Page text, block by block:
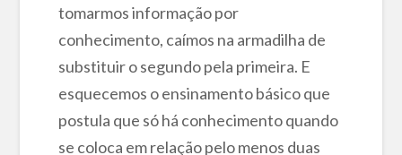
tomarmos informação por
conhecimento, caímos na armadilha de
substituir o segundo pela primeira. E
esquecemos o ensinamento básico que
postula que só há conhecimento quando
se coloca em relação pelo menos duas